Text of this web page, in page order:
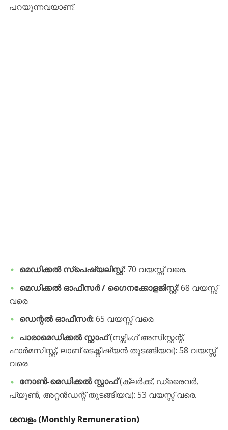
പറയുന്നവയാണ്:
മെഡിക്കൽ സ്പെഷ്യലിസ്റ്റ്:70 വയസ്സ് വരെ.
മെഡിക്കൽ ഓഫീസർ / ഗൈനക്കോളജിസ്റ്റ്:68 വയസ്സ്
വരെ.
ഡെന്റൽ ഓഫീസർ:65 വയസ്സ് വരെ.
പാരാമെഡിക്കൽ സ്റ്റാഫ്(നഴ്സിംഗ് അസിസ്റ്റന്റ്,
ഫാർമസിസ്റ്റ്, ലാബ് ടെക്നീഷ്യൻ തുടങ്ങിയവ): 58 വയസ്സ്
വരെ.
നോൺ-മെഡിക്കൽ സ്റ്റാഫ്(ക്ലർക്ക്, ഡ്രൈവർ,
പ്യൂൺ, അറ്റൻഡന്റ് തുടങ്ങിയവ): 53 വയസ്സ് വരെ.
ശമ്പളം (Monthly Remuneration)